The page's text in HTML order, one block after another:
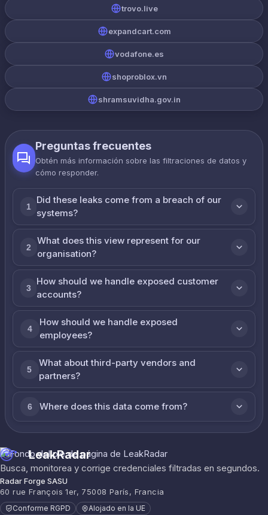
trovo.live
expandcart.com
vodafone.es
shoproblox.vn
shramsuvidha.gov.in
Preguntas frecuentes
Obtén más información sobre las filtraciones de datos y
cómo responder.
1
Did these leaks come from a breach of our
systems?
2
What does this view represent for our
organisation?
3
How should we handle exposed customer
accounts?
4
How should we handle exposed
employees?
5
What about third-party vendors and
partners?
6 Where does this data come from?
LeakRadar
Busca, monitorea y corrige credenciales filtradas en segundos.
Radar Forge SASU
60 rue François 1er, 75008 París, Francia
Conforme RGPD Alojado en la UE